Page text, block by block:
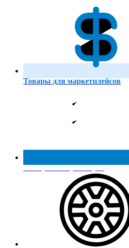
Товары для маркетплейсов
Реестр МинПромТорга